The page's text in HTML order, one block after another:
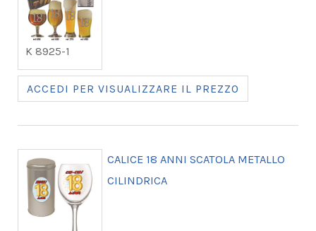
K 8925-1
ACCEDI PER VISUALIZZARE IL PREZZO
CALICE 18 ANNI SCATOLA METALLO
CILINDRICA